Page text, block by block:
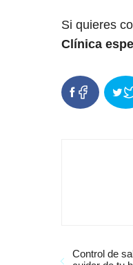
Si quieres
Clínica
Control de